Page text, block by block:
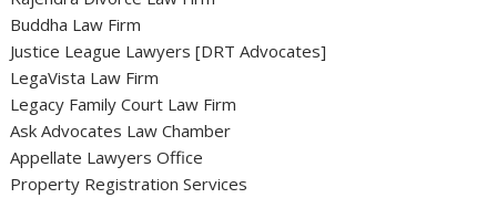
Buddha Law Firm
Justice League Lawyers [DRT Advocates]
LegaVista Law Firm
Legacy Family Court Law Firm
Ask Advocates Law Chamber
Appellate Lawyers Office
Property Registration Services